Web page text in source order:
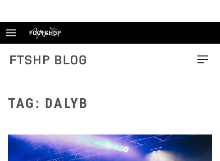
FTSHP blog Menu
TAG: DALYB